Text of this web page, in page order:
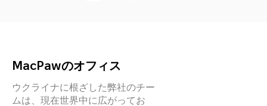
MacPawのオフィス
ウクライナに根ざした弊社のチー
ムは、現在世界中に広がってお